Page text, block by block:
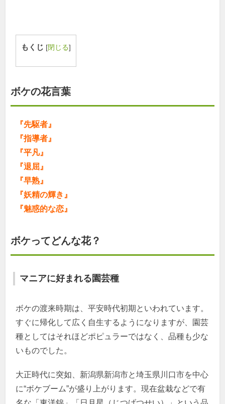
もくじ [閉じる]
ボケの花言葉
『先駆者』
『指導者』
『平凡』
『退屈』
『早熟』
『妖精の輝き』
『魅惑的な恋』
ボケってどんな花？
マニアに好まれる園芸種
ボケの渡来時期は、平安時代初期といわれています。
すぐに帰化して広く自生するようになりますが、園芸
種としてはそれほどポピュラーではなく、品種も少な
いものでした。
大正時代に突如、新潟県新潟市と埼玉県川口市を中心
に“ボケブーム”が盛り上がります。現在盆栽などで有